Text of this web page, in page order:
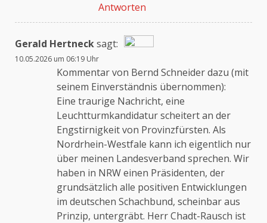
Antworten
Gerald Hertnecksagt:
Das „Echte-Person“-Abzeichen!
Anti-Spam von CleanTalk
10.05.2026 um 06:19 Uhr
Kommentar von Bernd Schneider dazu (mit
seinem Einverständnis übernommen):
Eine traurige Nachricht, eine
Leuchtturmkandidatur scheitert an der
Engstirnigkeit von Provinzfürsten. Als
Nordrhein-Westfale kann ich eigentlich nur
über meinen Landesverband sprechen. Wir
haben in NRW einen Präsidenten, der
grundsätzlich alle positiven Entwicklungen
im deutschen Schachbund, scheinbar aus
Prinzip, untergräbt. Herr Chadt-Rausch ist